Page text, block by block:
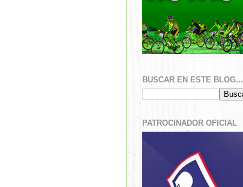
BUSCAR EN ESTE BLOG...
PATROCINADOR OFICIAL